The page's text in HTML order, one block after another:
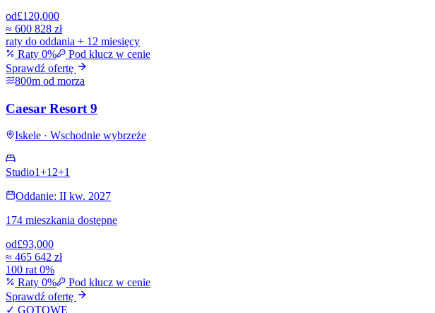
od£120,000
≈ 600 828 zł
raty do oddania + 12 miesięcy
Raty 0%
Pod klucz w cenie
Sprawdź ofertę
800m od morza
Caesar Resort 9
Iskele · Wschodnie wybrzeże
Studio1+1 2+1
Oddanie: II kw. 2027
174 mieszkania dostępne
od£93,000
≈ 465 642 zł
100 rat 0%
Raty 0%
Pod klucz w cenie
Sprawdź ofertę
✓ GOTOWE